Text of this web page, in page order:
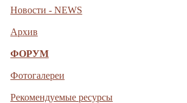
Новости - NEWS
Архив
ФОРУМ
Фотогалереи
Рекомендуемые ресурсы